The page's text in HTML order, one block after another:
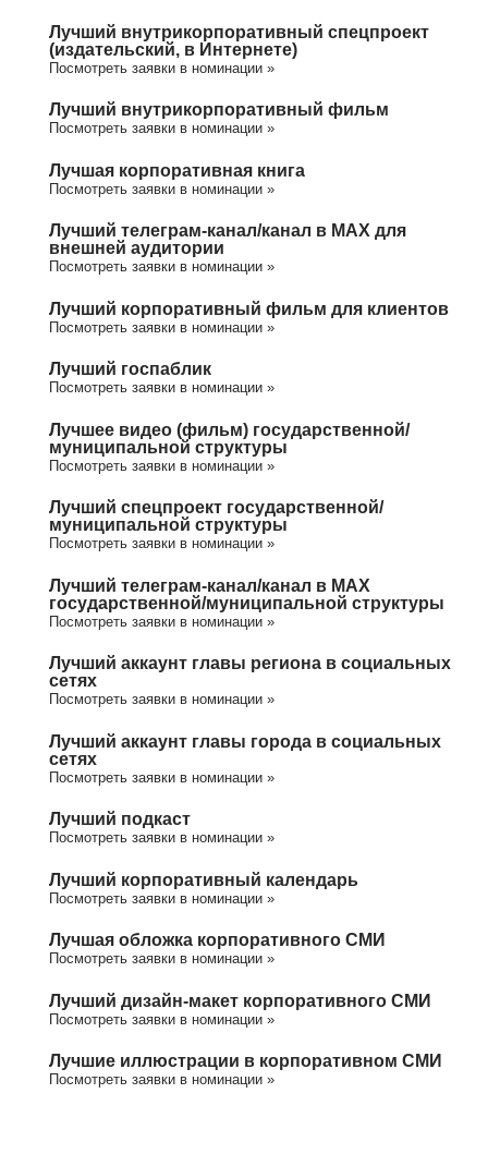
Лучший внутрикорпоративный спецпроект
(издательский, в Интернете)
Посмотреть заявки в номинации »
Лучший внутрикорпоративный фильм
Посмотреть заявки в номинации »
Лучшая корпоративная книга
Посмотреть заявки в номинации »
Лучший телеграм-канал/канал в МАХ для
внешней аудитории
Посмотреть заявки в номинации »
Лучший корпоративный фильм для клиентов
Посмотреть заявки в номинации »
Лучший госпаблик
Посмотреть заявки в номинации »
Лучшее видео (фильм) государственной/
муниципальной структуры
Посмотреть заявки в номинации »
Лучший спецпроект государственной/
муниципальной структуры
Посмотреть заявки в номинации »
Лучший телеграм-канал/канал в МАХ
государственной/муниципальной структуры
Посмотреть заявки в номинации »
Лучший аккаунт главы региона в социальных
сетях
Посмотреть заявки в номинации »
Лучший аккаунт главы города в социальных
сетях
Посмотреть заявки в номинации »
Лучший подкаст
Посмотреть заявки в номинации »
Лучший корпоративный календарь
Посмотреть заявки в номинации »
Лучшая обложка корпоративного СМИ
Посмотреть заявки в номинации »
Лучший дизайн-макет корпоративного СМИ
Посмотреть заявки в номинации »
Лучшие иллюстрации в корпоративном СМИ
Посмотреть заявки в номинации »